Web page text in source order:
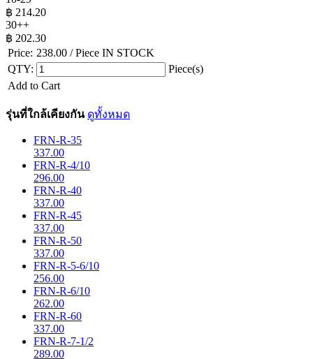
฿ 214.20
30++
฿ 202.30
Price: 238.00 / Piece IN STOCK
QTY:
Piece(s)
Add to Cart
รุ่นที่ใกล้เคียงกัน ดูทั้งหมด
FRN-R-35
337.00
FRN-R-4/10
296.00
FRN-R-40
337.00
FRN-R-45
337.00
FRN-R-50
337.00
FRN-R-5-6/10
256.00
FRN-R-6/10
262.00
FRN-R-60
337.00
FRN-R-7-1/2
289.00